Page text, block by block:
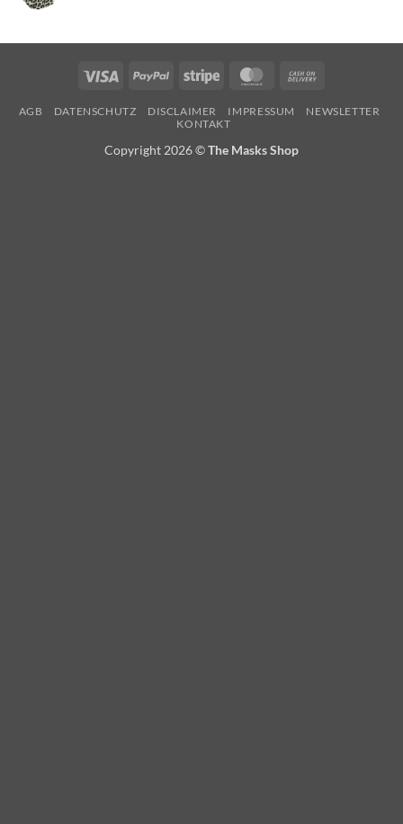
Visa PayPal Stripe MasterCard
Delivery
AGB DATENSCHUTZ DISCLAIMER IMPRESSUM
NEWSLETTER
KONTAKT
Copyright 2026 ©The Masks Shop